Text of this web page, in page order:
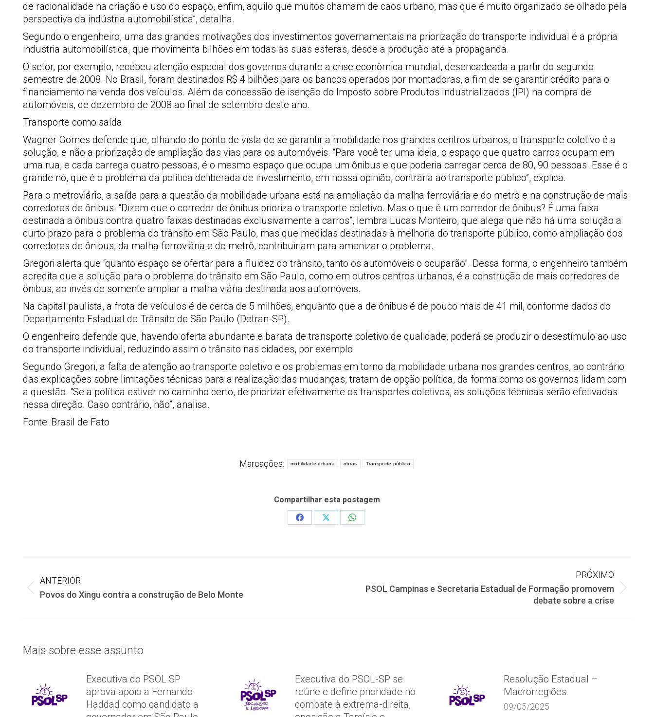
de racionalidade na criação e uso do espaço, enfim, aquilo que muitos chamam de caos urbano, mas que é muito organizado se olhado pela
perspectiva da indústria automobilística”, detalha.
Segundo o engenheiro, uma das grandes motivações dos investimentos governamentais na priorização do transporte individual é a própria
industria automobilística, que movimenta bilhões em todas as suas esferas, desde a produção até a propaganda.
O setor, por exemplo, recebeu atenção especial dos governos durante a crise econômica mundial, desencadeada a partir do segundo
semestre de 2008. No Brasil, foram destinados R$ 4 bilhões para os bancos operados por montadoras, a fim de se garantir crédito para o
financiamento na venda dos veículos. Além da concessão de isenção do Imposto sobre Produtos Industrializados (IPI) na compra de
automóveis, de dezembro de 2008 ao final de setembro deste ano.
Transporte como saída
Wagner Gomes defende que, olhando do ponto de vista de se garantir a mobilidade nos grandes centros urbanos, o transporte coletivo é a
solução, e não a priorização de ampliação das vias para os automóveis. “Para você ter uma ideia, o espaço que quatro carros ocupam em
uma rua, e cada carrega quatro pessoas, é o mesmo espaço que ocupa um ônibus e que poderia carregar cerca de 80, 90 pessoas. Esse é o
grande nó, que é o problema da política deliberada de investimento, em nossa opinião, contrária ao transporte público”, explica.
Para o metroviário, a saída para a questão da mobilidade urbana está na ampliação da malha ferroviária e do metrô e na construção de mais
corredores de ônibus. “Dizem que o corredor de ônibus prioriza o transporte coletivo. Mas o que é um corredor de ônibus? É uma faixa
destinada a ônibus contra quatro faixas destinadas exclusivamente a carros”, lembra Lucas Monteiro, que alega que não há uma solução a
curto prazo para o problema do trânsito em São Paulo, mas que medidas destinadas à melhoria do transporte público, como ampliação dos
corredores de ônibus, da malha ferroviária e do metrô, contribuiriam para amenizar o problema.
Gregori alerta que “quanto espaço se ofertar para a fluidez do trânsito, tanto os automóveis o ocuparão”. Dessa forma, o engenheiro também
acredita que a solução para o problema do trânsito em São Paulo, como em outros centros urbanos, é a construção de mais corredores de
ônibus, ao invés de somente ampliar a malha viária destinada aos automóveis.
Na capital paulista, a frota de veículos é de cerca de 5 milhões, enquanto que a de ônibus é de pouco mais de 41 mil, conforme dados do
Departamento Estadual de Trânsito de São Paulo (Detran-SP).
O engenheiro defende que, havendo oferta abundante e barata de transporte coletivo de qualidade, poderá se produzir o desestímulo ao uso
do transporte individual, reduzindo assim o trânsito nas cidades, por exemplo.
Segundo Gregori, a falta de atenção ao transporte coletivo e os problemas em torno da mobilidade urbana nos grandes centros, ao contrário
das explicações sobre limitações técnicas para a realização das mudanças, tratam de opção política, da forma como os governos lidam com
a questão. “Se a política estiver no caminho certo, de priorizar efetivamente os transportes coletivos, as soluções técnicas serão efetivadas
nessa direção. Caso contrário, não”, analisa.
Fonte: Brasil de Fato
Marcações: mobilidade urbana obras Transporte público
Compartilhar esta postagem
Share
Share
Share
de
ANTERIOR
Post
Povos do Xingu contra a construção de Belo Monte
PRÓXIMO
PróximoPSOL Campinas e Secretaria Estadual de Formação promovem
debate sobre a crise
Mais sobre esse assunto
Executiva do PSOL SP
aprova apoio a Fernando
Haddad como candidato a
Executiva do PSOL-SP se
reúne e define prioridade no
combate à extrema-direita,
Resolução Estadual –
Macrorregiões
09/05/2025